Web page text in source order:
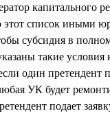
список иными
субсидия в
такие
один претендент
УК будет
подает